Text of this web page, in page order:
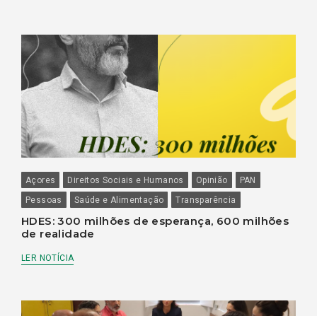
Açores Direitos Sociais e Humanos Opinião
PAN
Pessoas
Saúde e Alimentação Transparência
HDES: 300 milhões de esperança, 600 milhões
de realidade
LER NOTÍCIA